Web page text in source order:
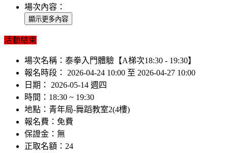
場次內容：
活動結束
場次名稱： 泰拳入門體驗【A梯次18:30 - 19:30】
報名時段：
2026-04-24 10:00 至 2026-04-27 10:00
日期：
2026-05-14 週四
時間： 18:30 ~ 19:30
地點： 青年局-舞蹈教室2(4樓)
報名費： 免費
保證金： 無
正取名額： 24